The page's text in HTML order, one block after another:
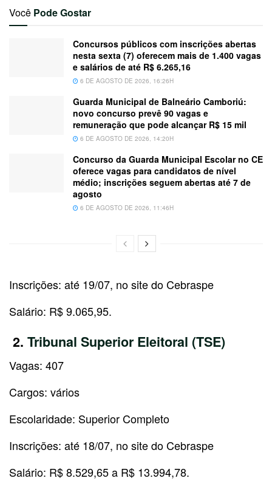
Você Pode Gostar
Concursos públicos com inscrições abertas
nesta sexta (7) oferecem mais de 1.400 vagas
e salários de até R$ 6.265,16
6 DE AGOSTO DE 2026, 16:26H
Guarda Municipal de Balneário Camboriú:
novo concurso prevê 90 vagas e
remuneração que pode alcançar R$ 15 mil
6 DE AGOSTO DE 2026, 14:20H
Concurso da Guarda Municipal Escolar no CE
oferece vagas para candidatos de nível
médio; inscrições seguem abertas até 7 de
agosto
6 DE AGOSTO DE 2026, 11:46H
Inscrições: até 19/07, no site do Cebraspe
Salário: R$ 9.065,95.
2. Tribunal Superior Eleitoral (TSE)
Vagas: 407
Cargos: vários
Escolaridade: Superior Completo
Inscrições: até 18/07, no site do Cebraspe
Salário: R$ 8.529,65 a R$ 13.994,78.